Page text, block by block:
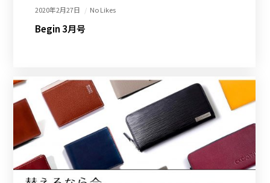
2020年2月27日 No Likes
Begin 3月号